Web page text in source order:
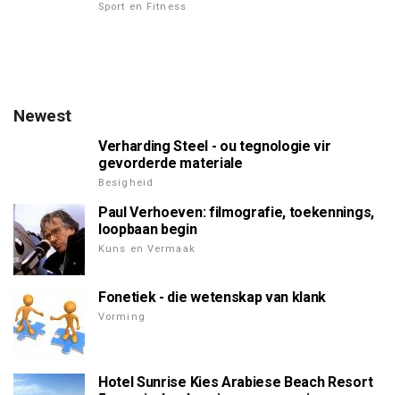
Sport en Fitness
Newest
Verharding Steel - ou tegnologie vir
gevorderde materiale
Besigheid
Paul Verhoeven: filmografie, toekennings,
loopbaan begin
Kuns en Vermaak
Fonetiek - die wetenskap van klank
Vorming
Hotel Sunrise Kies Arabiese Beach Resort